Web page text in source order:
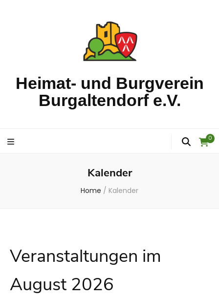
Heimat- und Burgverein
Burgaltendorf e.V.
0
Kalender
Home / Kalender
Veranstaltungen im
August 2026